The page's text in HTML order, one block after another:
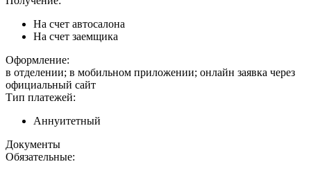
На счет автосалона
На счет заемщика
Оформление:
в отделении; в мобильном приложении; онлайн заявка через
официальный сайт
Тип платежей:
Аннуитетный
Документы
Обязательные: